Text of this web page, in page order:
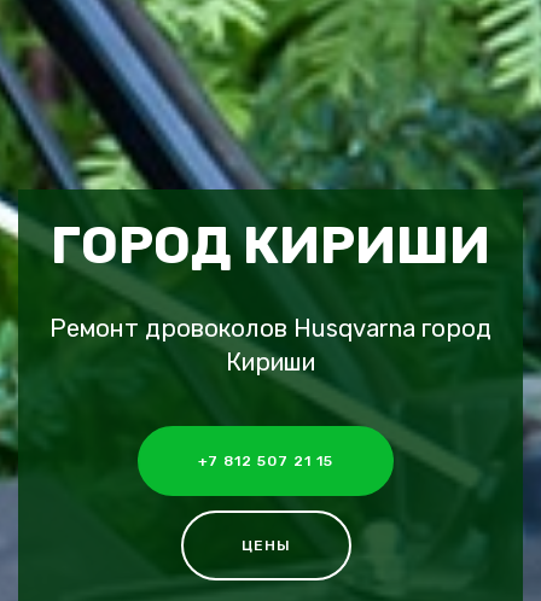
ГОРОД КИРИШИ
Ремонт дровоколов Husqvarna город
Кириши
+7 812 507 21 15
ЦЕНЫ